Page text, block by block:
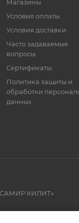
Магазины
Условия оплаты
Условия доставки
Часто задаваемые
вопросы
Сертификаты
Политика защиты и
обработки
данных
КИЛИТ»